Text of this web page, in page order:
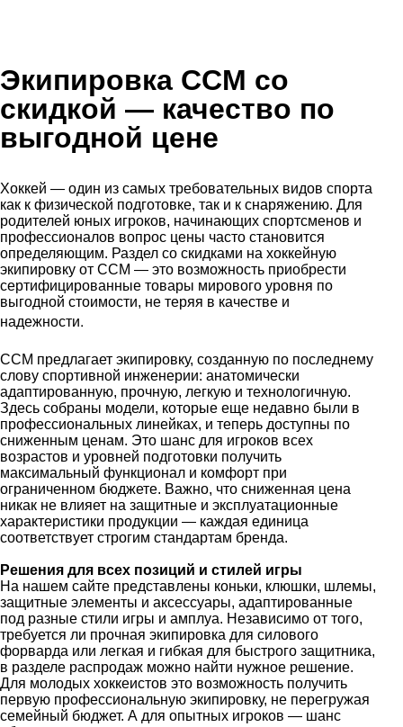
Экипировка CCM со
скидкой — качество по
выгодной цене
Хоккей — один из самых требовательных видов спорта
как к физической подготовке, так и к снаряжению. Для
родителей юных игроков, начинающих спортсменов и
профессионалов вопрос цены часто становится
определяющим. Раздел со скидками на хоккейную
экипировку от CCM — это возможность приобрести
сертифицированные товары мирового уровня по
выгодной стоимости, не теряя в качестве и
надежности.
CCM предлагает экипировку, созданную по последнему
слову спортивной инженерии: анатомически
адаптированную, прочную, легкую и технологичную.
Здесь собраны модели, которые еще недавно были в
профессиональных линейках, и теперь доступны по
сниженным ценам. Это шанс для игроков всех
возрастов и уровней подготовки получить
максимальный функционал и комфорт при
ограниченном бюджете. Важно, что сниженная цена
никак не влияет на защитные и эксплуатационные
характеристики продукции — каждая единица
соответствует строгим стандартам бренда.
Решения для всех позиций и стилей игры
На нашем сайте представлены коньки, клюшки, шлемы,
защитные элементы и аксессуары, адаптированные
под разные стили игры и амплуа. Независимо от того,
требуется ли прочная экипировка для силового
форварда или легкая и гибкая для быстрого защитника,
в разделе распродаж можно найти нужное решение.
Для молодых хоккеистов это возможность получить
первую профессиональную экипировку, не перегружая
семейный бюджет. А для опытных игроков — шанс